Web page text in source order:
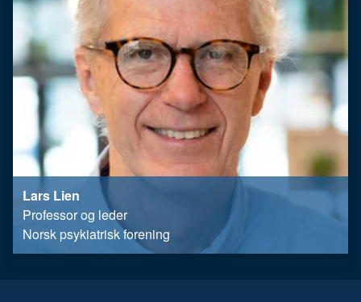
Lars Lien
Professor og leder
Norsk psykiatrisk forening